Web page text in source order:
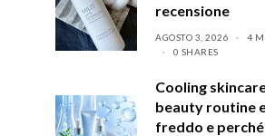
recensione
AGOSTO 3, 2026
4
0 SHARES
Cooling
beauty routine
freddo e